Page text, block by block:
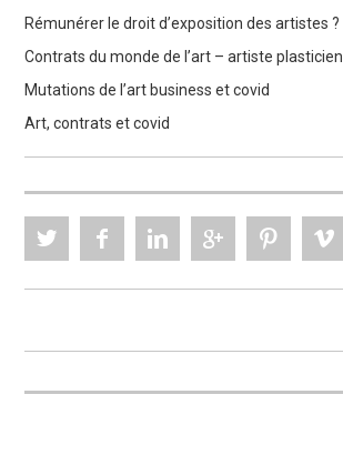
Rémunérer le droit d’exposition des artistes ?
Contrats du monde de l’art – artiste plasticien
Mutations de l’art business et covid
Art, contrats et covid